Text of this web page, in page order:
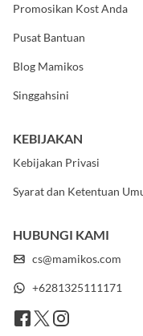
Promosikan Kost Anda
Pusat Bantuan
Blog Mamikos
Singgahsini
KEBIJAKAN
Kebijakan Privasi
Syarat dan Ketentuan
HUBUNGI KAMI
cs@mamikos.com
+6281325111171